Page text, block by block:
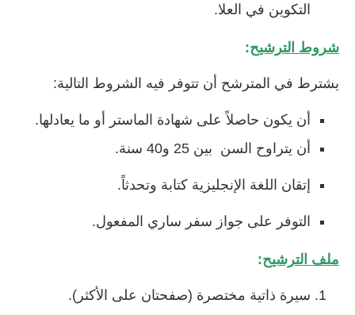
التكوين في العلا.
شروط الترشيح:
يشترط في المترشح أن تتوفر فيه الشروط التالية:
أن يكون حاصلاً على شهادة الماستر أو ما يعادلها.
أن يتراوح السن بين 25 و40 سنة.
إتقان اللغة الإنجليزية كتابة وتحدثاً.
التوفر على جواز سفر ساري المفعول.
ملف الترشيح:
سيرة ذاتية مختصرة (صفحتان على الأكثر).